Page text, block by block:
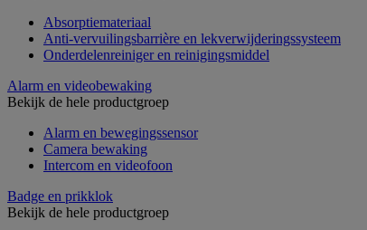
Absorptiemateriaal
Anti-vervuilingsbarrière en lekverwijderingssysteem
Onderdelenreiniger en reinigingsmiddel
Alarm en videobewaking
Bekijk de hele productgroep
Alarm en bewegingssensor
Camera bewaking
Intercom en videofoon
Badge en prikklok
Bekijk de hele productgroep